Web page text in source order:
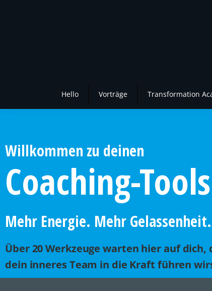
Hello Vorträge Transformation
Willkommen zu deinen
Coaching-Tools
Mehr Energie. Mehr
Über 20 Werkzeuge warten hier auf
dein inneres Team in die Kraft führen